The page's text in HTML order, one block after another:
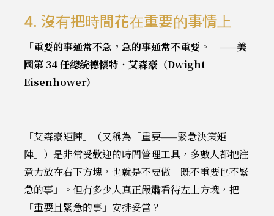
4. 沒有把時間花在重要的事情上
「重要的事通常不急，急的事通常不重要。」——美
國第 34 任總統德懷特‧艾森豪（Dwight
Eisenhower）
「艾森豪矩陣」（又稱為「重要——緊急決策矩
陣」）是非常受歡迎的時間管理工具，多數人都把注
意力放在右下方塊，也就是不要做「既不重要也不緊
急的事」。但有多少人真正嚴肅看待左上方塊，把
「重要且緊急的事」安排妥當？